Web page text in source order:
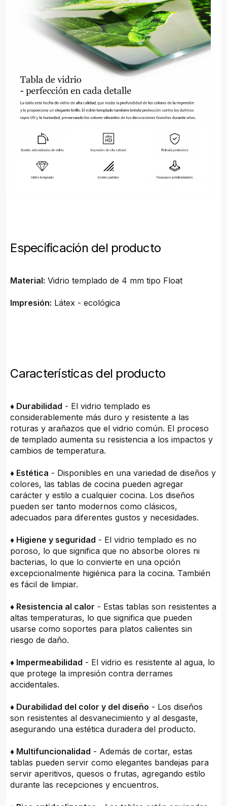
Especificación del producto
Material: Vidrio templado de 4 mm tipo Float
Impresión: Látex - ecológica
Características del producto
♦ Durabilidad - El vidrio templado es
considerablemente más duro y resistente a las
roturas y arañazos que el vidrio común. El proceso
de templado aumenta su resistencia a los impactos y
cambios de temperatura.
♦ Estética - Disponibles en una variedad de diseños y
colores, las tablas de cocina pueden agregar
carácter y estilo a cualquier cocina. Los diseños
pueden ser tanto modernos como clásicos,
adecuados para diferentes gustos y necesidades.
♦ Higiene y seguridad - El vidrio templado es no
poroso, lo que significa que no absorbe olores ni
bacterias, lo que lo convierte en una opción
excepcionalmente higiénica para la cocina. También
es fácil de limpiar.
♦ Resistencia al calor - Estas tablas son resistentes a
altas temperaturas, lo que significa que pueden
usarse como soportes para platos calientes sin
riesgo de daño.
♦ Impermeabilidad - El vidrio es resistente al agua, lo
que protege la impresión contra derrames
accidentales.
♦ Durabilidad del color y del diseño - Los diseños
son resistentes al desvanecimiento y al desgaste,
asegurando una estética duradera del producto.
♦ Multifuncionalidad - Además de cortar, estas
tablas pueden servir como elegantes bandejas para
servir aperitivos, quesos o frutas, agregando estilo
durante las recepciones y encuentros.